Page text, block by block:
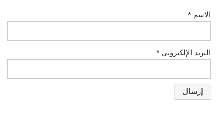
الاسم *
البريد الإلكتروني *